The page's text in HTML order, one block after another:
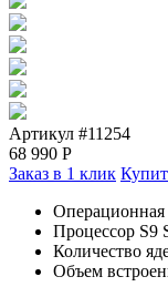
Артикул #11254
68 990 Р
Заказ в 1 клик
Операционная
Процессор S9
Количество
Объем